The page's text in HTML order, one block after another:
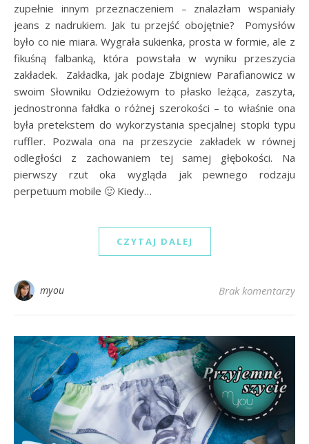
zupełnie innym przeznaczeniem – znalazłam wspaniały
jeans z nadrukiem. Jak tu przejść obojętnie? Pomysłów
było co nie miara. Wygrała sukienka, prosta w formie, ale z
fikuśną falbanką, która powstała w wyniku przeszycia
zakładek. Zakładka, jak podaje Zbigniew Parafianowicz w
swoim Słowniku Odzieżowym to płasko leżąca, zaszyta,
jednostronna fałdka o różnej szerokości – to właśnie ona
była pretekstem do wykorzystania specjalnej stopki typu
ruffler. Pozwala ona na przeszycie zakładek w równej
odległości z zachowaniem tej samej głębokości. Na
pierwszy rzut oka wygląda jak pewnego rodzaju
perpetuum mobile 🙂 Kiedy…
CZYTAJ DALEJ
myou Brak komentarzy